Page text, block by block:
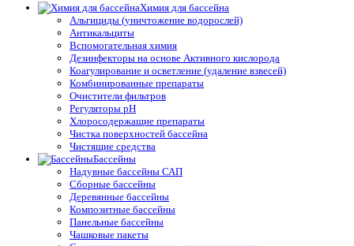
Химия для бассейна
Альгициды (уничтожение водорослей)
Антикальциты
Вспомогательная химия
Дезинфекторы на основе Активного кислорода
Коагулирование и осветление (удаление взвесей)
Комбинированные препараты
Очистители фильтров
Регуляторы pH
Хлоросодержащие препараты
Чистка поверхностей бассейна
Чистящие средства
Бассейны
Надувные бассейны САП
Сборные бассейны
Деревянные бассейны
Композитные бассейны
Панельные бассейны
Чашковые пакеты